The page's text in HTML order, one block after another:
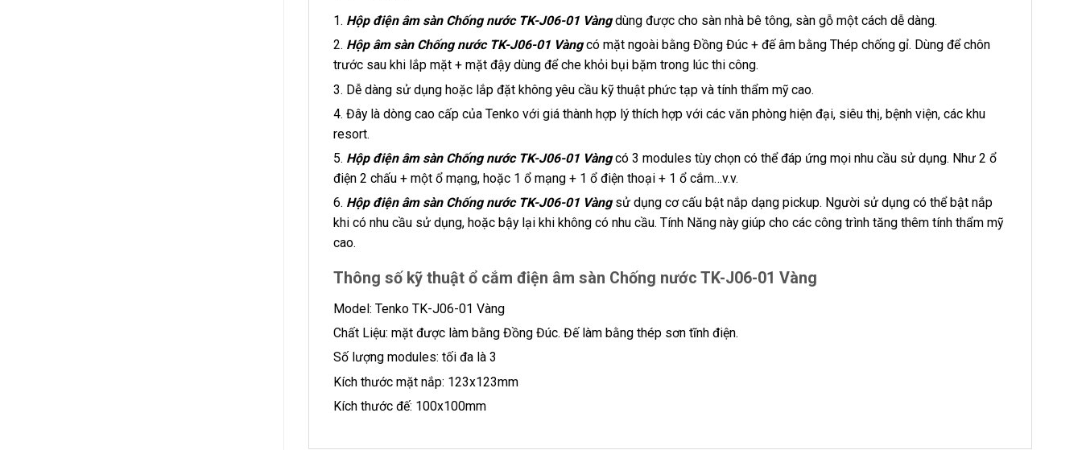
1. Hộp điện âm sàn Chống nước TK-J06-01 Vàngdùng được cho sàn nhà bê tông, sàn gỗ một cách dễ dàng.
2. Hộp âm sàn Chống nước TK-J06-01 Vàngcó mặt ngoài bằng Đồng Đúc + đế âm bằng Thép chống gỉ. Dùng để chôn
trước sau khi lắp mặt + mặt đậy dùng để che khỏi bụi bặm trong lúc thi công.
3. Dễ dàng sử dụng hoặc lắp đặt không yêu cầu kỹ thuật phức tạp và tính thẩm mỹ cao.
4. Đây là dòng cao cấp của Tenko với giá thành hợp lý thích hợp với các văn phòng hiện đại, siêu thị, bệnh viện, các khu
resort.
5. Hộp điện âm sàn Chống nước TK-J06-01 Vàngcó 3 modules tùy chọn có thể đáp ứng mọi nhu cầu sử dụng. Như 2 ổ
điện 2 chấu + một ổ mạng, hoặc 1 ổ mạng + 1 ổ điện thoại + 1 ổ cắm…v.v.
6. Hộp điện âm sàn Chống nước TK-J06-01 Vàngsử dụng cơ cấu bật nắp dạng pickup. Người sử dụng có thể bật nắp
khi có nhu cầu sử dụng, hoặc bậy lại khi không có nhu cầu. Tính Năng này giúp cho các công trình tăng thêm tính thẩm mỹ
cao.
Thông số kỹ thuật ổ cắm điện âm sàn Chống nước TK-J06-01 Vàng
Model: Tenko TK-J06-01 Vàng
Chất Liệu: mặt được làm bằng Đồng Đúc. Đế làm bằng thép sơn tĩnh điện.
Số lượng modules: tối đa là 3
Kích thước mặt nắp: 123x123mm
Kích thước đế: 100x100mm